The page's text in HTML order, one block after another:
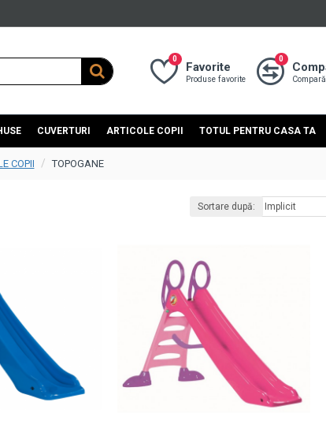
Favorite
Produse favorite
0 0
CUVERTURI ARTICOLE COPII TOTUL PENTRU CASA TA
COPII TOPOGANE
Sortare după: